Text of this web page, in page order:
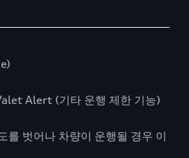
Alert (기타 운행 제한 기능)
를 벗어나 차량이 운행될 경우 이